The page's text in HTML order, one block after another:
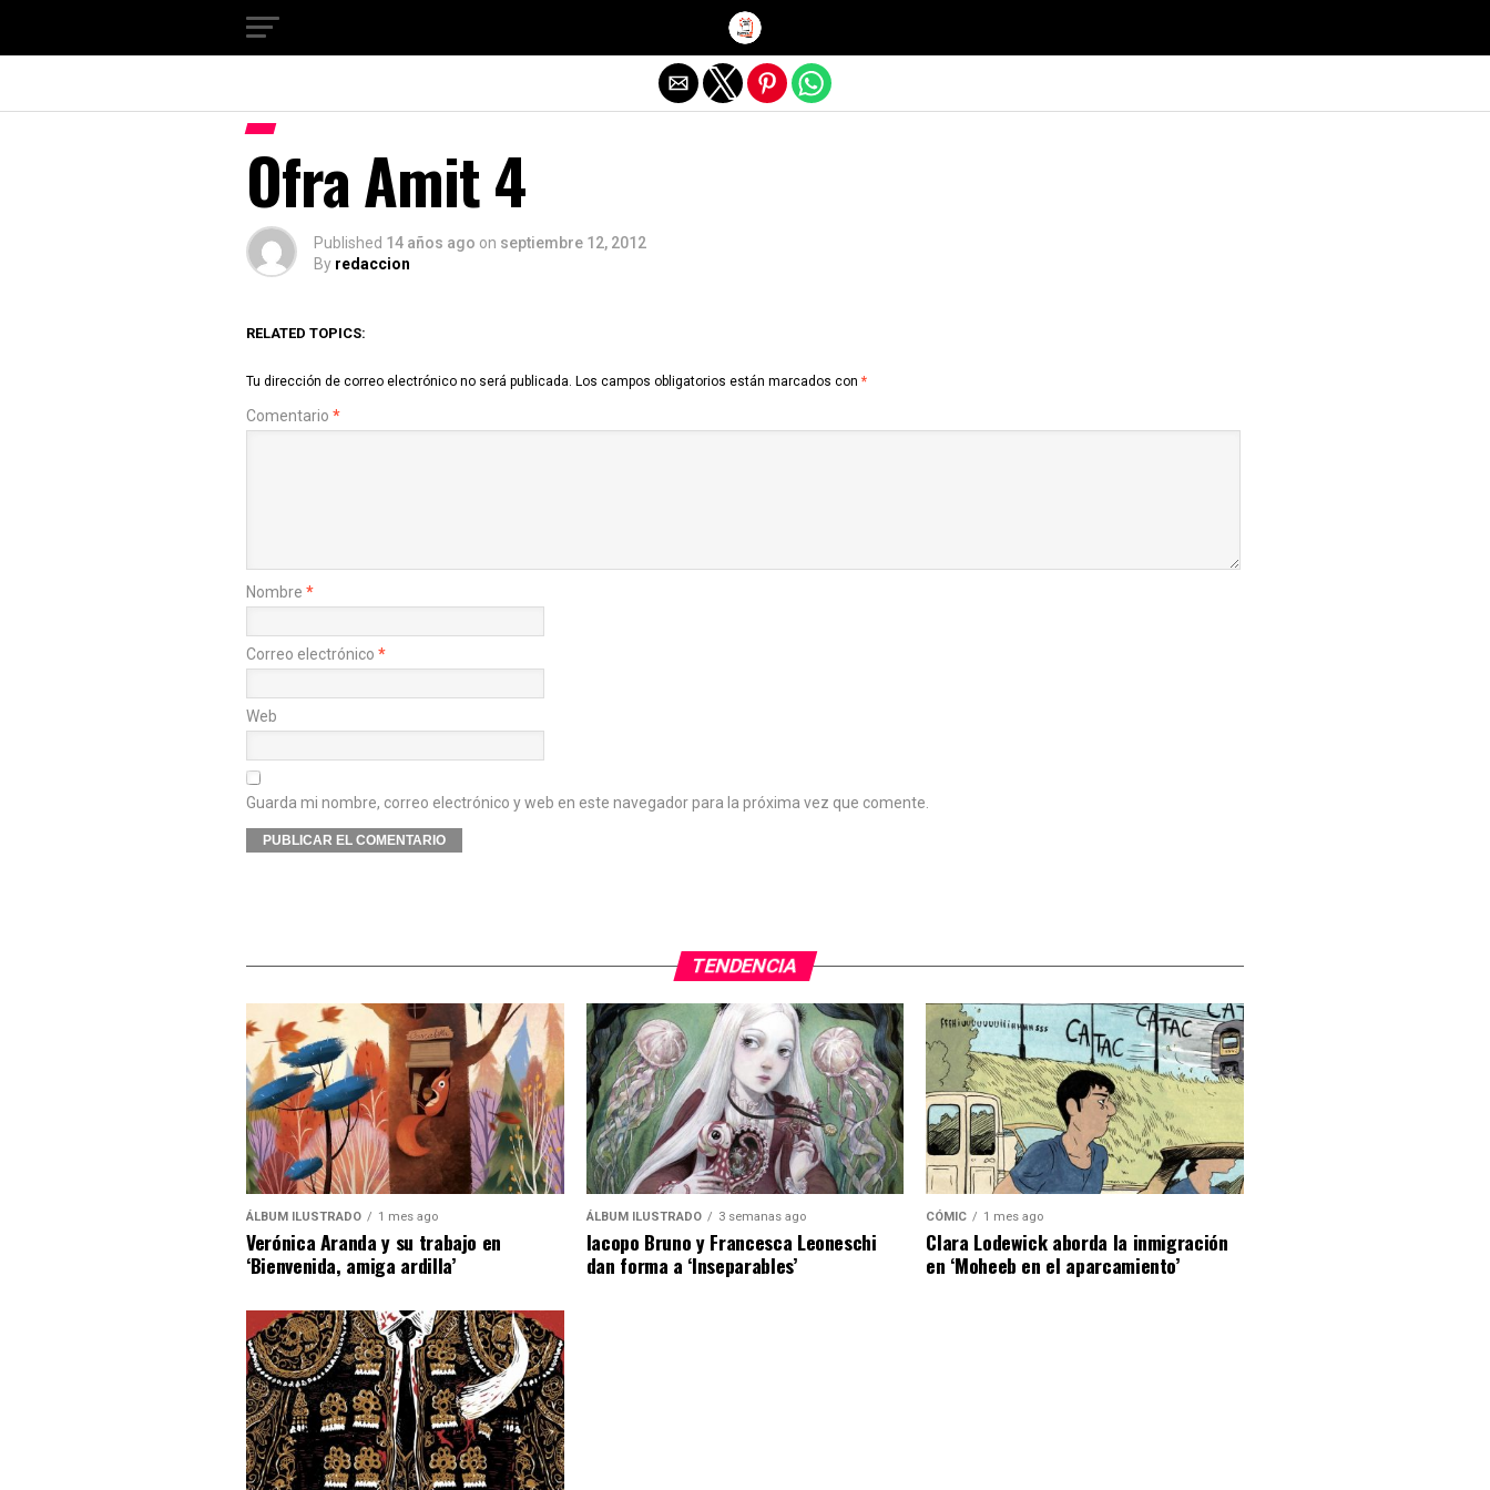
Ofra Amit 4
Published 14 años ago on septiembre 12, 2012
By redaccion
RELATED TOPICS:
Tu dirección de correo electrónico no será publicada. Los campos obligatorios están marcados con *
Comentario *
Nombre *
Correo electrónico *
Web
Guarda mi nombre, correo electrónico y web en este navegador para la próxima vez que comente.
TENDENCIA
ÁLBUM ILUSTRADO 1 mes ago
Verónica Aranda y su trabajo en
‘Bienvenida, amiga ardilla’
ÁLBUM ILUSTRADO 3 semanas ago
Iacopo Bruno y Francesca Leoneschi
dan forma a ‘Inseparables’
CÓMIC 1 mes ago
Clara Lodewick aborda la inmigración
en ‘Moheeb en el aparcamiento’
Salir de la versión móvil